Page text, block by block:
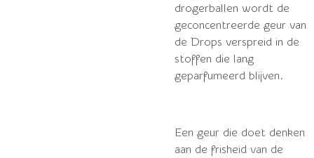
drogerballen wordt de
geconcentreerde geur van
de Drops verspreid in de
stoffen die lang
geparfumeerd blijven.
Een geur die doet denken
aan de frisheid van de